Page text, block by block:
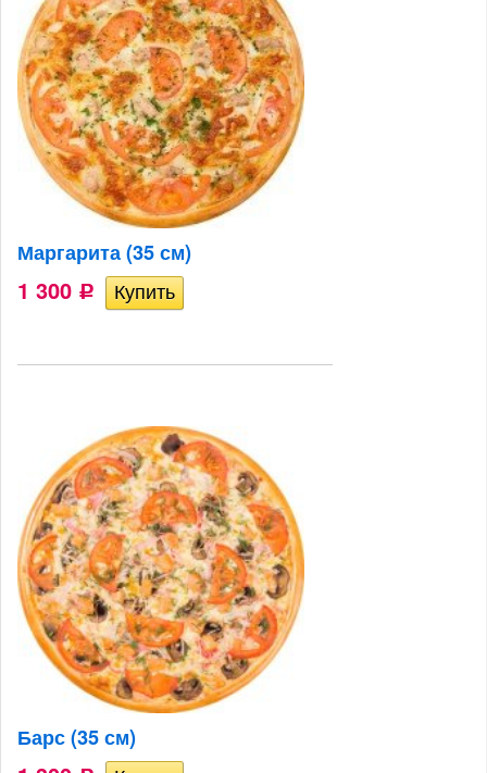
Маргарита (35 см)
1 300 Р
Барс (35 см)